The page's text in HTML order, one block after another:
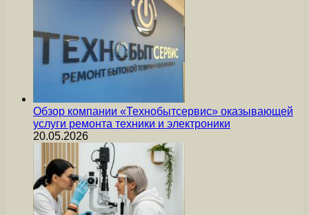
Обзор компании «Технобытсервис» оказывающей
услуги ремонта техники и электроники
20.05.2026